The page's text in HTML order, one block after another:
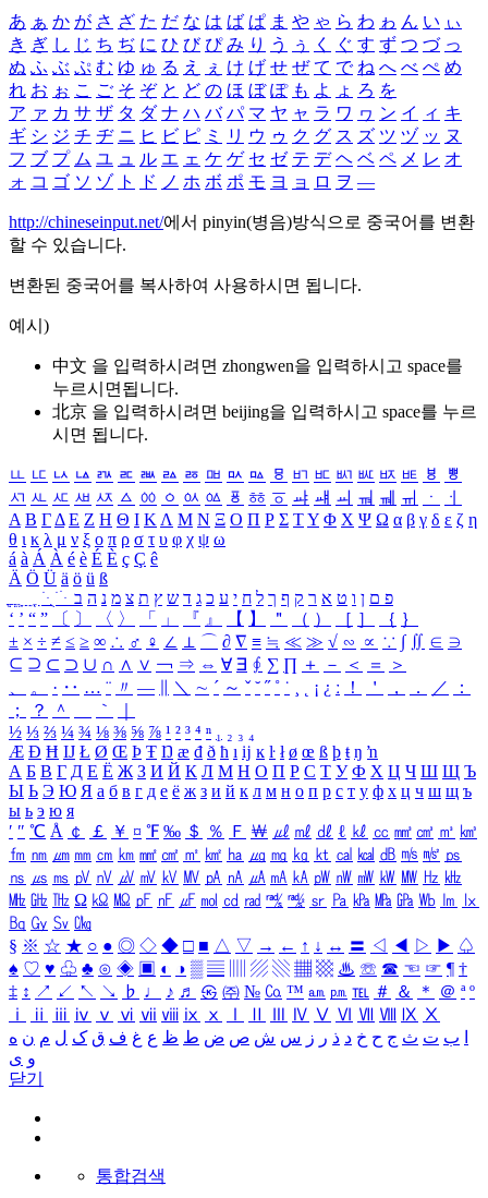
あ ぁ か が さ ざ た だ な は ば ぱ ま や ゃ ら わ ゎ ん い ぃ
き ぎ し じ ち ぢ に ひ び ぴ み り う ぅ く ぐ す ず つ づ っ
ぬ ふ ぶ ぷ む ゆ ゅ る え ぇ け げ せ ぜ て で ね へ べ ぺ め
れ お ぉ こ ご そ ぞ と ど の ほ ぼ ぽ も よ ょ ろ を
ア ァ カ サ ザ タ ダ ナ ハ バ パ マ ヤ ャ ラ ワ ヮ ン イ ィ キ
ギ シ ジ チ ヂ ニ ヒ ビ ピ ミ リ ウ ゥ ク グ ス ズ ツ ヅ ッ ヌ
フ ブ プ ム ユ ュ ル エ ェ ケ ゲ セ ゼ テ デ ヘ ベ ペ メ レ オ
ォ コ ゴ ソ ゾ ト ド ノ ホ ボ ポ モ ヨ ョ ロ ヲ ―
http://chineseinput.net/에서 pinyin(병음)방식으로 중국어를 변환
할 수 있습니다.
변환된 중국어를 복사하여 사용하시면 됩니다.
예시)
中文 을 입력하시려면 zhongwen을 입력하시고 space를
누르시면됩니다.
北京 을 입력하시려면 beijing을 입력하시고 space를 누르
시면 됩니다.
ㅥ ㅦ ㅧ ㅨ ㅩ ㅪ ㅫ ㅬ ㅭ ㅮ ㅯ ㅰ ㅱ ㅲ ㅳ ㅴ ㅵ ㅶ ㅷ ㅸ
ㅹ
ㅺ ㅻ ㅼ ㅽ ㅾ ㅿ ㆀ ㆁ ㆂ ㆃ ㆄ ㆅ ㆆ ㆇ ㆈ ㆉ ㆊ ㆋ ㆌ ㆍ
ㆎ
Α Β ΓΔ Ε Ζ Η Θ Ι ΚΛ Μ Ν Ξ Ο Π Ρ Σ ΤΥ Φ Χ Ψ Ω α β γ δ ε ζ η
θ ι κ λ μ ν ξ ο π ρ σ τ υ φ χ ψ ω
á à Á À é è É È ç Ç ê
Ä Ö Ü ä ö ü ß
ִֶֹ ֻּ ׁׂ פ ם ן ו ט א ר ק ף ך ל ח י ע כ ג ד ש ץ ת צ מ נ ה ב
‘ ’ “ ” 〔 〕 〈 〉 「 」 『 』 【 】 ＂ （ ） ［ ］ ｛ ｝
± × ÷ ≠ ≤ ≥ ∞ ∴ ♂ ♀ ∠ ⊥ ⌒ ∂ ∇ ≡ ≒ ≪ ≫ √ ∽ ∝ ∵ ∫ ∬ ∈ ∋
⊆ ⊇ ⊂ ⊃ ∪ ∩ ∧ ∨ ￢ ⇒ ⇔ ∀ ∃ ∮ ∑ ∏ ＋ － ＜ ＝
＞
、
。 · ‥ … ¨ 〃 ― ＼ ∼ ´ ～ ˇ ˘ ˝ ˚ ˙ ¸ ¡ ¿ ː ！ ＇ ， ． ／
：
；
？ ＾ ｀
½ ⅓ ⅔ ¼ ¾ ⅛ ⅜ ⅝ ⅞ ¹ ² ³ ⁴ ⁿ ₁ ₂ ₃ ₄
Æ Ð Ħ Ĳ Ł Ø Œ Þ Ŧ Ŋ æ đ ð ħ ı ĳ ĸ ŀ ł ø œ ß þ ŧ ŋ ŉ
А Б В Г Д Е Ё Ж З И Й К Л М Н О П Р С Т У Ф Х Ц Ч Ш Щ Ъ
Ы Ь Э Ю Я а б в г д е ё ж з и й к л м н о п р с т у ф х ц ч ш щ ъ
ы ь э ю я
′ ″ ℃ Å ￠ ￡ ￥ ¤ ℉ ‰ ＄ ％ Ｆ ￦ ㎕ ㎖ ㎗ ℓ ㎘ ㏄ ㎣ ㎤ ㎥ ㎦
㎙ ㎚ ㎛ ㎜ ㎝ ㎞ ㎟ ㎠ ㎡ ㎢ ㏊ ㎍ ㎎ ㎏ ㏏ ㎈ ㎉ ㏈ ㎧ ㎨ ㎰
㎱ ㎲ ㎳ ㎴ ㎵ ㎶ ㎷ ㎸ ㎹ ㎀ ㎁ ㎂ ㎃ ㎄ ㎺ ㎻ ㎽ ㎾ ㎿ ㎐ ㎑
㎒ ㎓ ㎔ Ω ㏀ ㏁ ㎊ ㎋ ㎌ ㏖ ㏅ ㎭ ㎮ ㎯ ㏛ ㎩ ㎪ ㎫ ㎬ ㏝ ㏐
㏓
㏃ ㏉ ㏜ ㏆
§ ※ ☆ ★ ○ ● ◎ ◇ ◆ □ ■ △ ▽ → ← ↑ ↓ ↔ 〓 ◁ ◀ ▷ ▶ ♤
♠ ♡ ♥ ♧ ♣ ⊙ ◈ ▣ ◐ ◑ ▒ ▤ ▨ ▧ ▦ ▩ ♨ ☏ ☎ ☜ ☞ ¶ †
‡ ↕ ↗ ↙ ↖ ↘ ♭ ♩ ♪ ♬ ㉿ ㈜ № ㏇ ™ ㏂ ㏘ ℡ ＃ ＆ ＊ ＠ ª º
ⅰ
ⅱ ⅲ ⅳ ⅴ ⅵ ⅶ ⅷ ⅸ ⅹ Ⅳ Ⅴ Ⅵ Ⅶ Ⅷ Ⅸ Ⅹ
ب ت ث ج ح خ د ذ ر ز س ش ص ض ط ظ ع غ ف ق ک ل م ن ه
و ی
닫기
통합검색